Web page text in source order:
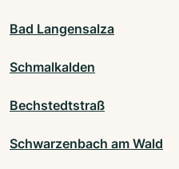
Bad Langensalza
Schmalkalden
Bechstedtstraß
Schwarzenbach am Wald